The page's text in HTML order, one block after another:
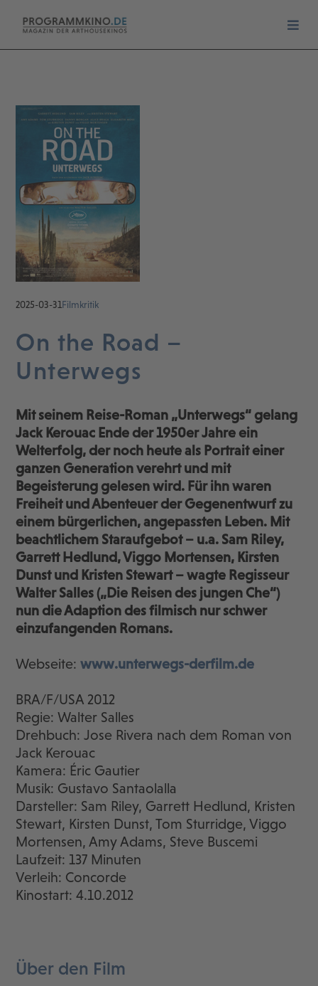
2025-03-31Filmkritik
On the Road –
Unterwegs
Mit seinem Reise-Roman „Unterwegs“ gelang
Jack Kerouac Ende der 1950er Jahre ein
Welterfolg, der noch heute als Portrait einer
ganzen Generation verehrt und mit
Begeisterung gelesen wird. Für ihn waren
Freiheit und Abenteuer der Gegenentwurf zu
einem bürgerlichen, angepassten Leben. Mit
beachtlichem Staraufgebot – u.a. Sam Riley,
Garrett Hedlund, Viggo Mortensen, Kirsten
Dunst und Kristen Stewart – wagte Regisseur
Walter Salles („Die Reisen des jungen Che“)
nun die Adaption des filmisch nur schwer
einzufangenden Romans.
Webseite:www.unterwegs-derfilm.de
BRA/F/USA 2012
Regie: Walter Salles
Drehbuch: Jose Rivera nach dem Roman von
Jack Kerouac
Kamera: Éric Gautier
Musik: Gustavo Santaolalla
Darsteller: Sam Riley, Garrett Hedlund, Kristen
Stewart, Kirsten Dunst, Tom Sturridge, Viggo
Mortensen, Amy Adams, Steve Buscemi
Laufzeit: 137 Minuten
Verleih: Concorde
Kinostart: 4.10.2012
Über den Film